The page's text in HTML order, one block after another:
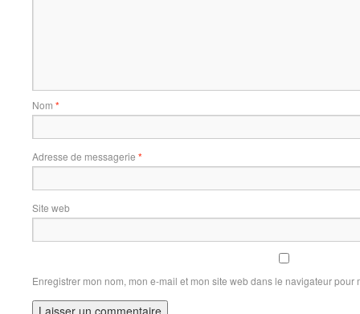
Nom *
Adresse de messagerie *
Site web
Enregistrer mon nom, mon e-mail et mon site web dans le navigateur pour